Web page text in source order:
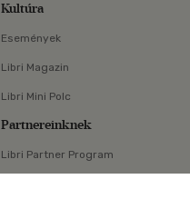
×
Kultúra
Események
Libri Magazin
Libri Mini Polc
Partnereinknek
Libri Partner Program